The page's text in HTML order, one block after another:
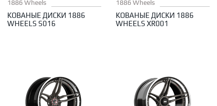
1886 Wheels
КОВАНЫЕ ДИСКИ 1886
WHEELS S016
1886 Wheels
КОВАНЫЕ ДИСКИ 1886
WHEELS XR001